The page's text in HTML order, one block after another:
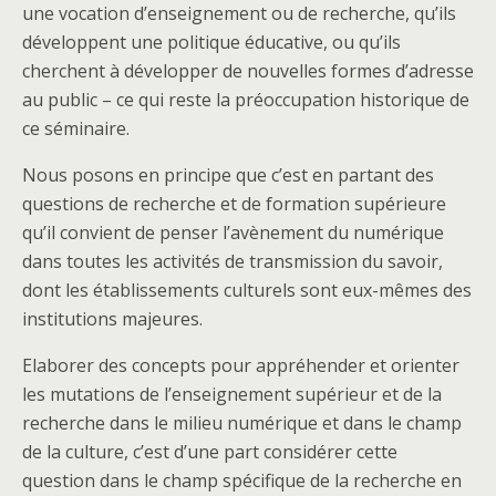
une vocation d’enseignement ou de recherche, qu’ils
développent une politique éducative, ou qu’ils
cherchent à développer de nouvelles formes d’adresse
au public – ce qui reste la préoccupation historique de
ce séminaire.
Nous posons en principe que c’est en partant des
questions de recherche et de formation supérieure
qu’il convient de penser l’avènement du numérique
dans toutes les activités de transmission du savoir,
dont les établissements culturels sont eux-mêmes des
institutions majeures.
Elaborer des concepts pour appréhender et orienter
les mutations de l’enseignement supérieur et de la
recherche dans le milieu numérique et dans le champ
de la culture, c’est d’une part considérer cette
question dans le champ spécifique de la recherche en